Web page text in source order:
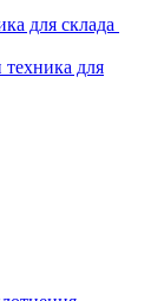
для склада
техника для